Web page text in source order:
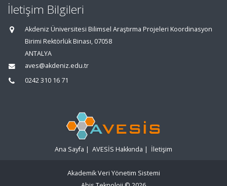
İletişim Bilgileri
Akdeniz Üniversitesi Bilimsel Araştırma Projeleri Koordinasyon
Birimi Rektörlük Binası, 07058
ANTALYA
aves@akdeniz.edu.tr
0242 310 16 71
Ana Sayfa | AVESİS Hakkında | İletişim
Akademik Veri Yönetim Sistemi